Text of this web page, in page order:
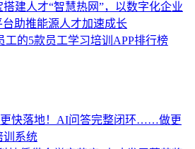
建人才“智慧热网”，以数字化企业
助推能源人才加速成长
工的5款员工学习培训APP排行榜
快落地！AI问答完整闭环……做更
训系统